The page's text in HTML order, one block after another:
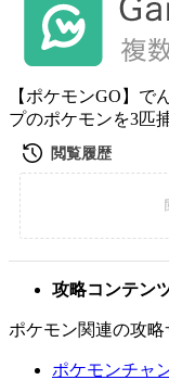
【ポケモンGO】で
プのポケモンを3匹
攻略コンテン
ポケモン関連の攻略
ポケモンチャ